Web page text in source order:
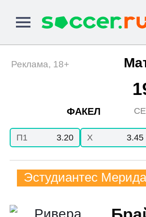
ФАКЕЛ
Реклама, 18+
П1 3.20 X 3.45
Эстудиантес Мерида